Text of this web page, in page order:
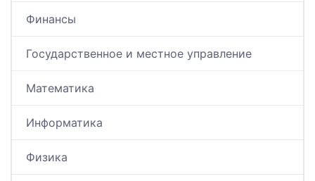
Финансы
Государственное и местное управление
Математика
Информатика
Физика